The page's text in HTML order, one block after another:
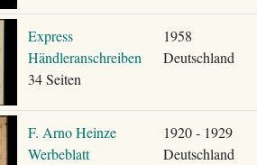
Express
Händleranschreiben
34 Seiten
1958
Deutschland
F. Arno Heinze
Werbeblatt
1920 - 1929
Deutschland